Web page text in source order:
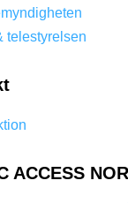
telestyrelsen
ACCESS